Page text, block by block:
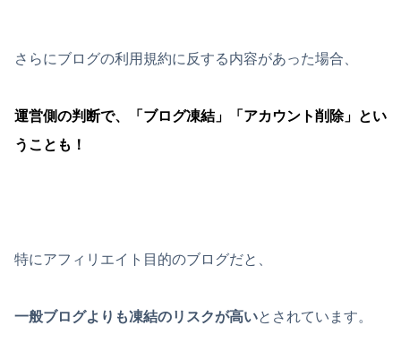
さらにブログの利用規約に反する内容があった場合、
運営側の判断で、「ブログ凍結」「アカウント削除」とい
うことも！
特にアフィリエイト目的のブログだと、
一般ブログよりも凍結のリスクが高いとされています。